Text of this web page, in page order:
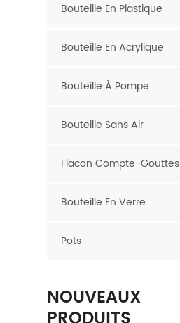
Bouteille En Plastique
Bouteille En Acrylique
Bouteille À Pompe
Bouteille Sans Air
Flacon Compte-Gouttes
Bouteille En Verre
Pots
NOUVEAUX